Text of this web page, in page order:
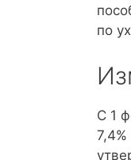
по
С 1